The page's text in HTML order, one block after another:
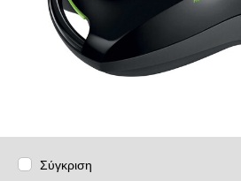
Σύγκριση